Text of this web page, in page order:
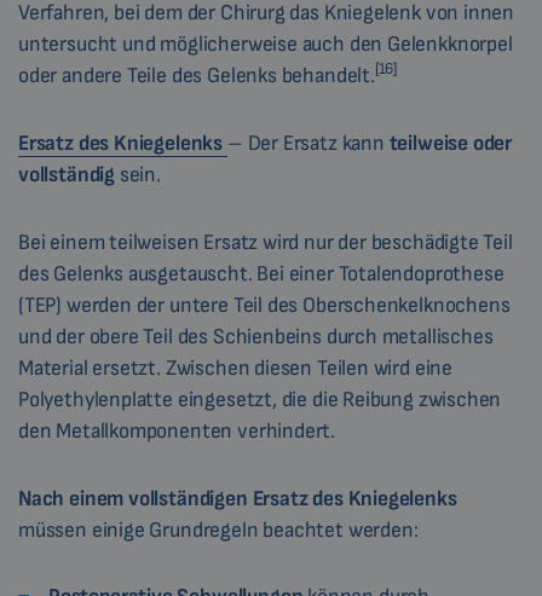
Verfahren, bei dem der Chirurg das Kniegelenk von innen
untersucht und möglicherweise auch den Gelenkknorpel
oder andere Teile des Gelenks behandelt.[16]
Ersatz des Kniegelenks – Der Ersatz kann teilweise oder
vollständig sein.
Bei einem teilweisen Ersatz wird nur der beschädigte Teil
des Gelenks ausgetauscht. Bei einer Totalendoprothese
(TEP) werden der untere Teil des Oberschenkelknochens
und der obere Teil des Schienbeins durch metallisches
Material ersetzt. Zwischen diesen Teilen wird eine
Polyethylenplatte eingesetzt, die die Reibung zwischen
den Metallkomponenten verhindert.
Nach einem vollständigen Ersatz des Kniegelenks
müssen einige Grundregeln beachtet werden: